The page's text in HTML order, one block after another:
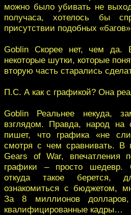
можно было убивать не
получаса, хотелось бы
присутствии подобных
Goblin Скорее нет, чем да.
некоторые шутки, которые
вторую часть старались
П.С. А как с графикой? Она
Goblin Реальнее некуда,
взглядом. Правда, народ на
пишет, что графика «не
смотря с чем сравнивать. В
Gears of War, впечатления
графики – просто шедевр.
откуда такое берется,
ознакомиться с бюджетом,
За 8 миллионов
квалифицированные кадры…